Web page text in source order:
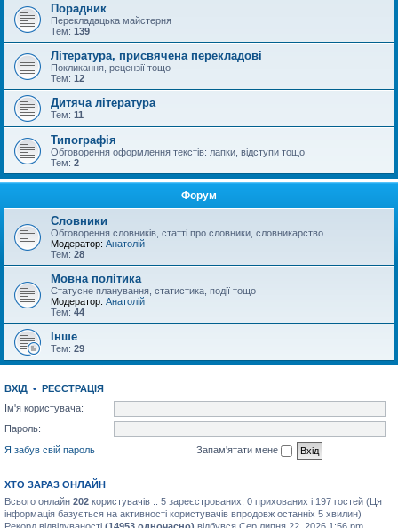
Порадник
Перекладацька майстерня
Тем: 139
Література, присвячена перекладові
Покликання, рецензії тощо
Тем: 12
Дитяча література
Тем: 11
Типографія
Обговорення оформлення текстів: лапки, відступи тощо
Тем: 2
Форум
Словники
Обговорення словників, статті про словники, словникарство
Модератор: Анатолій
Тем: 28
Мовна політика
Статусне планування, статистика, події тощо
Модератор: Анатолій
Тем: 44
Інше
Тем: 29
ВХІД • РЕЄСТРАЦІЯ
Ім'я користувача:
Пароль:
Я забув свій пароль
Запам'ятати мене
ХТО ЗАРАЗ ОНЛАЙН
Всього онлайн 202 користувачів :: 5 зареєстрованих, 0 прихованих і 197 гостей (Ця
інформація базується на активності користувачів впродовж останніх 5 хвилин)
Рекорд відвідуваності (14953 одночасно) відбувся Сер липня 22, 2026 1:56 pm